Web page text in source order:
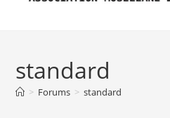
standard
> Forums > standard